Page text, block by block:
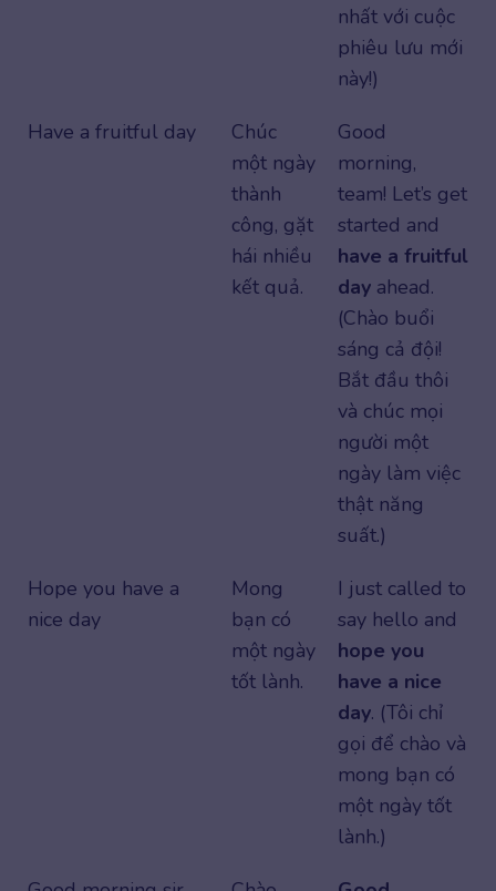
nhất với cuộc
phiêu lưu mới
này!)
Have a fruitful day
Chúc
một ngày
thành
công, gặt
hái nhiều
kết quả.
Good
morning,
team! Let’s get
started and
have a fruitful
day ahead.
(Chào buổi
sáng cả đội!
Bắt đầu thôi
và chúc mọi
người một
ngày làm việc
thật năng
suất.)
Hope you have a
nice day
Mong
bạn có
một ngày
tốt lành.
I just called to
say hello and
hope you
have a nice
day. (Tôi chỉ
gọi để chào và
mong bạn có
một ngày tốt
lành.)